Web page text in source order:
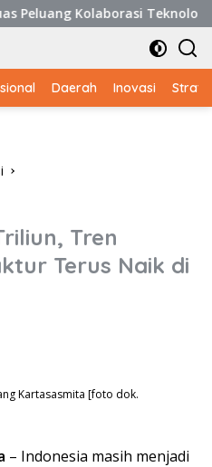
Kolaborasi Teknologi dan
Daerah Inovasi
Tren
Terus Naik di
Kartasasmita [foto dok.
– Indonesia masih menjadi